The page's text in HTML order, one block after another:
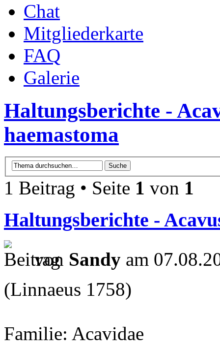
Chat
Mitgliederkarte
FAQ
Galerie
Haltungsberichte -
haemastoma
1 Beitrag • Seite 1 von 1
Haltungsberichte -
von Sandy am
(Linnaeus 1758)
Familie: Acavidae